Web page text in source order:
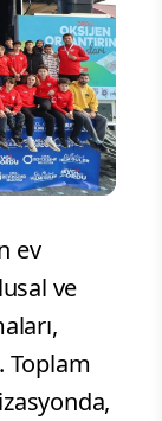
ev
ve
Toplam